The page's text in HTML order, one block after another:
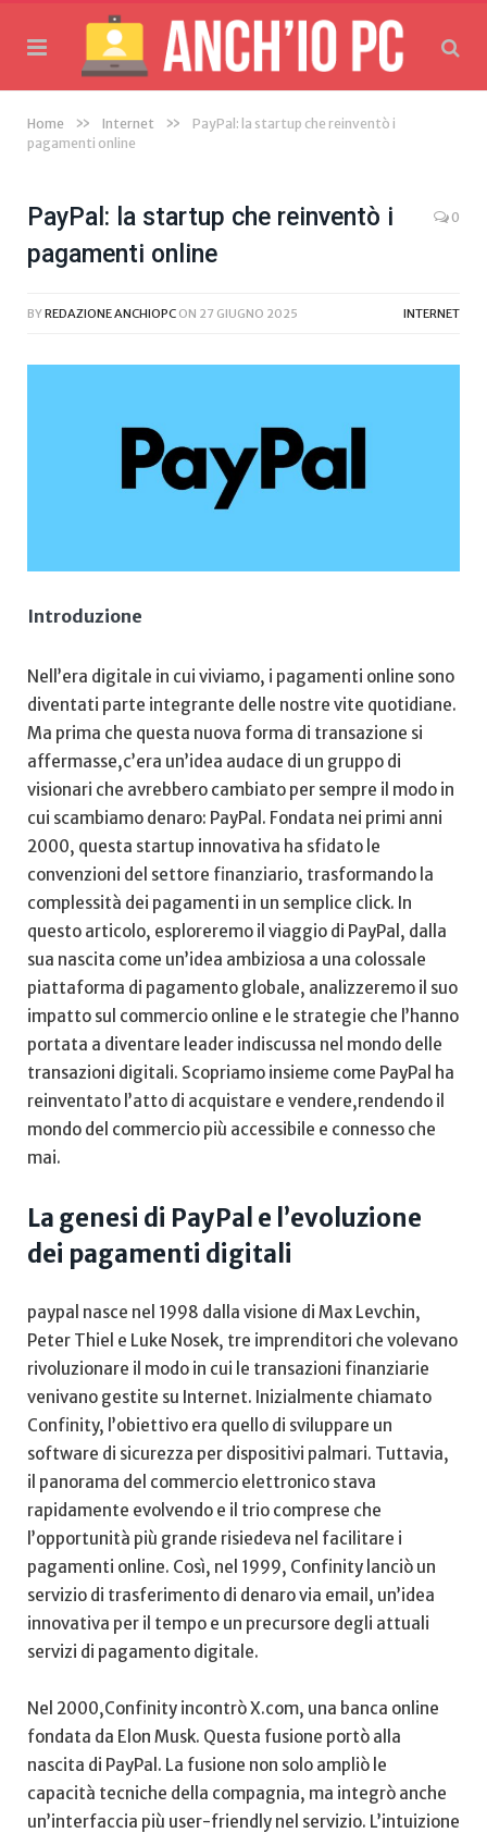
Home » Internet »
PayPal: la startup che reinventò i
pagamenti online
PayPal: la startup che reinventò i
pagamenti online
0
BYREDAZIONE ANCHIOPC ON 27 GIUGNO 2025 INTERNET
Introduzione
Nell’era digitale in cui viviamo, i ​pagamenti online sono
diventati parte integrante delle⁢ nostre vite quotidiane.
Ma prima ⁤che questa nuova forma di ⁤transazione si
⁤affermasse,c’era un’idea audace di un ⁣gruppo di⁢
visionari che avrebbero cambiato per sempre il modo in
cui scambiamo ​denaro: PayPal.​ Fondata nei⁤ primi anni
2000,⁣ questa⁢ startup innovativa ⁢ha‍ sfidato le
convenzioni⁣ del settore finanziario, trasformando​ la
⁣complessità dei pagamenti in un semplice click. ‌In
⁢questo articolo, esploreremo‍ il viaggio di‍ PayPal,⁣ dalla⁣
sua nascita come un’idea ambiziosa a⁣ una ⁣colossale
piattaforma di⁣ pagamento ​globale, ‌analizzeremo il suo
impatto sul commercio ‌online ‍e⁤ le‌ strategie che l’hanno
⁢portata a diventare leader⁣ indiscussa nel⁤ mondo delle
⁢transazioni digitali. Scopriamo ⁣insieme come⁢ PayPal ha
‍reinventato l’atto di​ acquistare⁣ e vendere,rendendo il
mondo del ⁣commercio più accessibile e connesso ⁣che
mai.
La genesi di PayPal e l’evoluzione
dei pagamenti⁣ digitali
paypal nasce nel 1998 dalla ​visione di Max ‍Levchin,⁢
Peter Thiel e Luke Nosek, tre imprenditori che volevano
rivoluzionare il modo in cui⁤ le transazioni finanziarie
venivano ‌gestite ‌su ‌Internet. Inizialmente ⁤chiamato
Confinity, l’obiettivo⁣ era quello di sviluppare un
software di sicurezza per dispositivi ‌palmari. Tuttavia,⁢
il panorama ​del commercio‌ elettronico stava
⁤rapidamente evolvendo e⁣ il trio comprese che
l’opportunità più‌ grande risiedeva⁣ nel facilitare i
pagamenti ⁢online. Così, nel ⁤1999, Confinity ⁤lanciò un
⁤servizio di ‍trasferimento di denaro​ via email,⁢ un’idea
innovativa ⁢per il tempo‍ e ​un precursore degli attuali
servizi ‌di pagamento ‌digitale.
Nel 2000,Confinity incontrò⁣ X.com, una banca online​
fondata‌ da Elon Musk. Questa‌ fusione portò⁢ alla
‍nascita di PayPal.⁤ La‌ fusione non‍ solo​ ampliò le
⁤capacità tecniche della ​compagnia, ma integrò anche⁣
un’interfaccia più user-friendly nel ⁤servizio. L’intuizione